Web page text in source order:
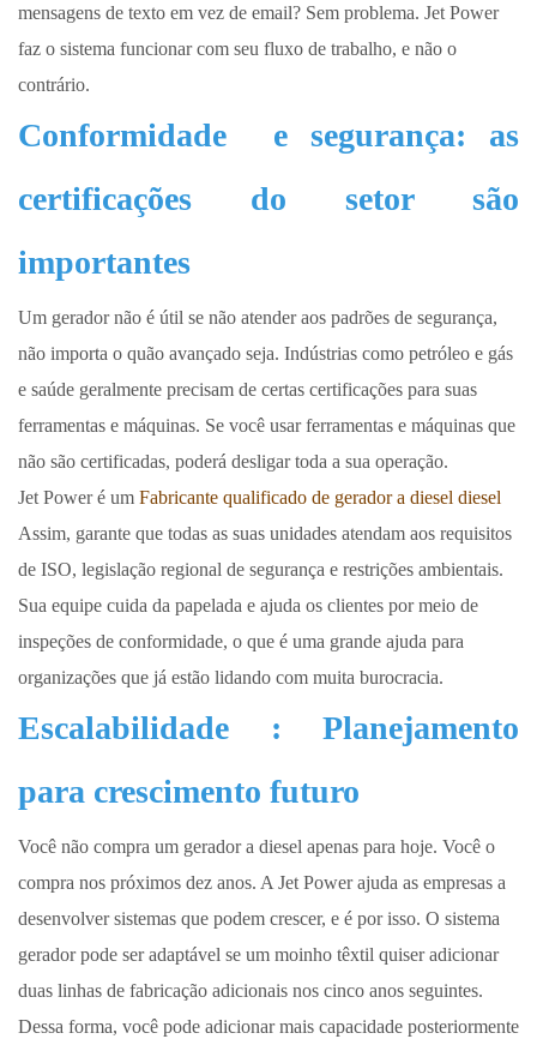
mensagens de texto em vez de email? Sem problema. Jet Power
faz o sistema funcionar com seu fluxo de trabalho, e não o
contrário.
Conformidade
e segurança: as
certificações do setor são
importantes
Um gerador não é útil se não atender aos padrões de segurança,
não importa o quão avançado seja. Indústrias como petróleo e gás
e saúde geralmente precisam de certas certificações para suas
ferramentas e máquinas. Se você usar ferramentas e máquinas que
não são certificadas, poderá desligar toda a sua operação.
Jet Power é um Fabricante qualificado de gerador a diesel diesel
Assim, garante que todas as suas unidades atendam aos requisitos
de ISO, legislação regional de segurança e restrições ambientais.
Sua equipe cuida da papelada e ajuda os clientes por meio de
inspeções de conformidade, o que é uma grande ajuda para
organizações que já estão lidando com muita burocracia.
Escalabilidade : Planejamento
para crescimento futuro
Você não compra um gerador a diesel apenas para hoje. Você o
compra nos próximos dez anos. A Jet Power ajuda as empresas a
desenvolver sistemas que podem crescer, e é por isso. O sistema
gerador pode ser adaptável se um moinho têxtil quiser adicionar
duas linhas de fabricação adicionais nos cinco anos seguintes.
Dessa forma, você pode adicionar mais capacidade posteriormente